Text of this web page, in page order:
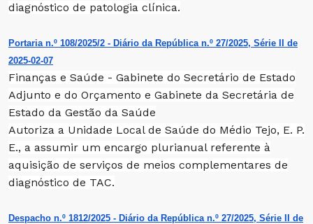
diagnóstico de patologia clínica.
Portaria n.º 108/2025/2 - Diário da República n.º 27/2025, Série II de
2025-02-07
Finanças e Saúde - Gabinete do Secretário de Estado
Adjunto e do Orçamento e Gabinete da Secretária de
Estado da Gestão da Saúde
Autoriza a Unidade Local de Saúde do Médio Tejo, E. P.
E., a assumir um encargo plurianual referente à
aquisição de serviços de meios complementares de
diagnóstico de TAC.
Despacho n.º 1812/2025 - Diário da República n.º 27/2025, Série II de